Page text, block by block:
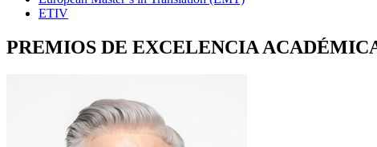
ETIV
PREMIOS DE EXCELENCIA